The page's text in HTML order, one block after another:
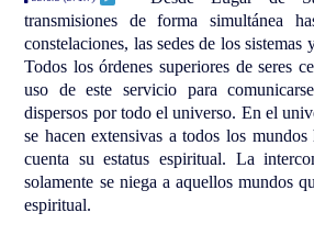
transmisiones de forma simultánea
constelaciones, las sedes de los sistemas
Todos los órdenes superiores de seres
uso de este servicio para
dispersos por todo el universo. En el
se hacen extensivas a todos los
cuenta su estatus espiritual. La
solamente se niega a aquellos mundos
espiritual.